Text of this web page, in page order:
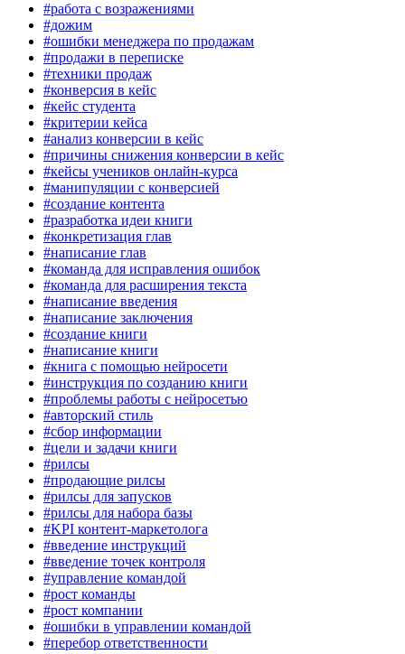
#работа с возражениями
#дожим
#ошибки менеджера по продажам
#продажи в переписке
#техники продаж
#конверсия в кейс
#кейс студента
#критерии кейса
#анализ конверсии в кейс
#причины снижения конверсии в кейс
#кейсы учеников онлайн-курса
#манипуляции с конверсией
#создание контента
#разработка идеи книги
#конкретизация глав
#написание глав
#команда для исправления ошибок
#команда для расширения текста
#написание введения
#написание заключения
#создание книги
#написание книги
#книга с помощью нейросети
#инструкция по созданию книги
#проблемы работы с нейросетью
#авторский стиль
#сбор информации
#цели и задачи книги
#рилсы
#продающие рилсы
#рилсы для запусков
#рилсы для набора базы
#KPI контент-маркетолога
#введение инструкций
#введение точек контроля
#управление командой
#рост команды
#рост компании
#ошибки в управлении командой
#перебор ответственности